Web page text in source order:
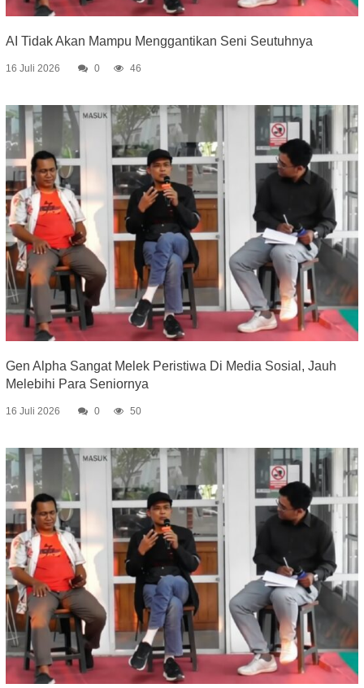
AI Tidak Akan Mampu Menggantikan Seni Seutuhnya
16 Juli 2026 0 46
Gen Alpha Sangat Melek Peristiwa Di Media Sosial, Jauh
Melebihi Para Seniornya
16 Juli 2026 0 50